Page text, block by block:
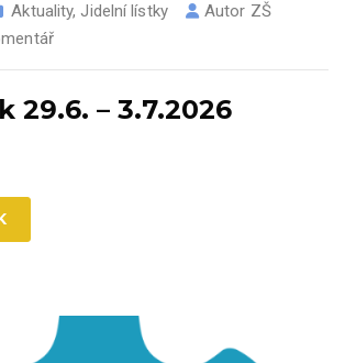
Aktuality,Jidelní lístky Autor ZŠ
29.6. – 3.7.2026